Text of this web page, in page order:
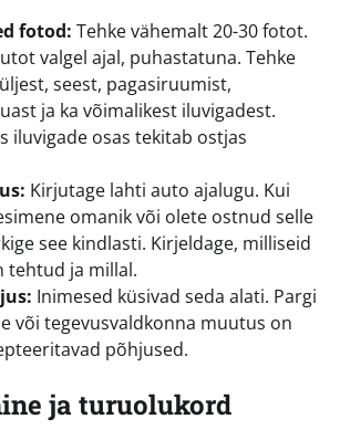
fotod: Tehke vähemalt 20-30 fotot.
valgel ajal, puhastatuna. Tehke
seest, pagasiruumist,
ja ka võimalikest iluvigadest.
iluvigade osas tekitab ostjas
Kirjutage lahti auto ajalugu. Kui
omanik või olete ostnud selle
see kindlasti. Kirjeldage, milliseid
tehtud ja millal.
Inimesed küsivad seda alati. Pargi
või tegevusvaldkonna muutus on
põhjused.
ja turuolukord